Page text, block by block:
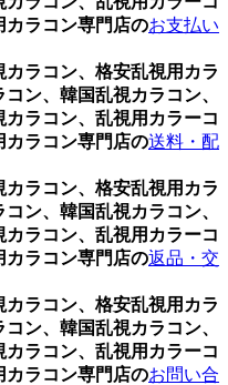
カラコン専門店のお支払い
ラコン、格安乱視用カラ
ン、韓国乱視カラコン、
ラコン、乱視用カラーコ
カラコン専門店の送料・配
ラコン、格安乱視用カラ
ン、韓国乱視カラコン、
ラコン、乱視用カラーコ
カラコン専門店の返品・交
ラコン、格安乱視用カラ
ン、韓国乱視カラコン、
ラコン、乱視用カラーコ
カラコン専門店のお問い合